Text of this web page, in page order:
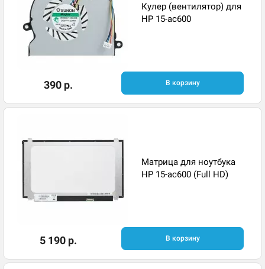
Кулер (вентилятор) для
HP 15-ac600
390 р. В корзину
Матрица для ноутбука
HP 15-ac600 (Full HD)
5 190 р. В корзину